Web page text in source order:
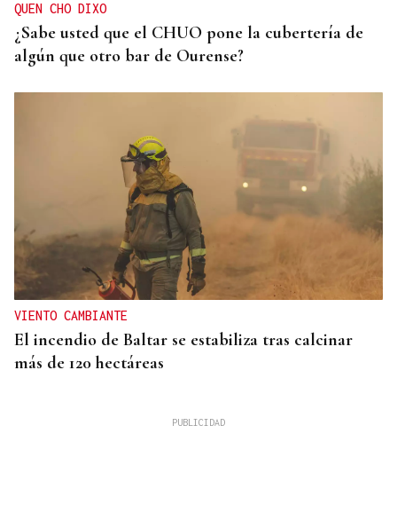
QUEN CHO DIXO
¿Sabe usted que el CHUO pone la cubertería de
algún que otro bar de Ourense?
VIENTO CAMBIANTE
El incendio de Baltar se estabiliza tras calcinar
más de 120 hectáreas